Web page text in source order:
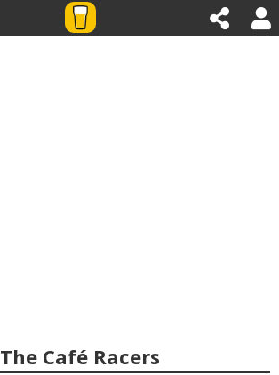
The Café Racers